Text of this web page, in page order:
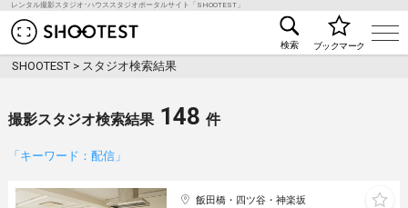
レンタル撮影スタジオ･ハウススタジオポータルサイト「SHOOTEST」
レンタル撮影スタジオ･ハウススタジオ検索の
検索 ブックマーク
SHOOTEST > スタジオ検索結果
撮影スタジオ検索結果 148 件
「キーワード：配信」
飯田橋・四ツ谷・神楽坂